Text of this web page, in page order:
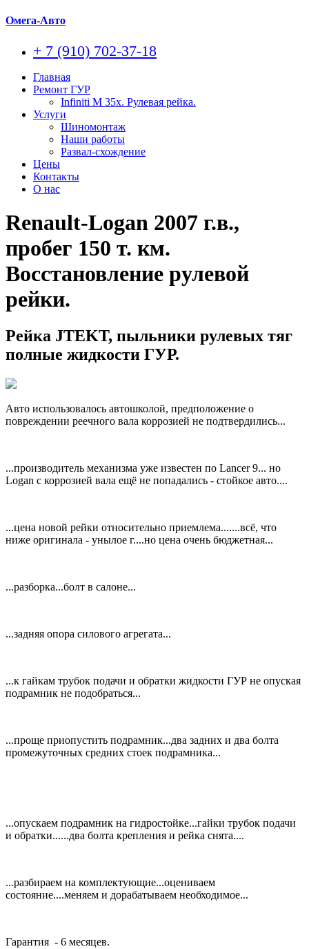
Омега-Авто
+ 7 (910) 702-37-18
Главная
Ремонт ГУР
Infiniti M 35x. Рулевая рейка.
Услуги
Шиномонтаж
Наши работы
Развал-схождение
Цены
Контакты
О нас
Renault-Logan 2007 г.в.,
пробег 150 т. км.
Восстановление рулевой
рейки.
Рейка JTEKT, пыльники рулевых тяг
полные жидкости ГУР.
Авто использовалось автошколой, предположение о
повреждении реечного вала коррозией не подтвердились...
...производитель механизма уже известен по Lancer 9... но
Logan с коррозией вала ещё не попадались - стойкое авто....
...цена новой рейки относительно приемлема.......всё, что
ниже оригинала - унылое г....но цена очень бюджетная...
...разборка...болт в салоне...
...задняя опора силового агрегата...
...к гайкам трубок подачи и обратки жидкости ГУР не опуская
подрамник не подобраться...
...проще приопустить подрамник...два задних и два болта
промежуточных средних стоек подрамника...
...опускаем подрамник на гидростойке...гайки трубок подачи
и обратки......два болта крепления и рейка снята....
...разбираем на комплектующие...оцениваем
состояние....меняем и дорабатываем необходимое...
Гарантия - 6 месяцев.